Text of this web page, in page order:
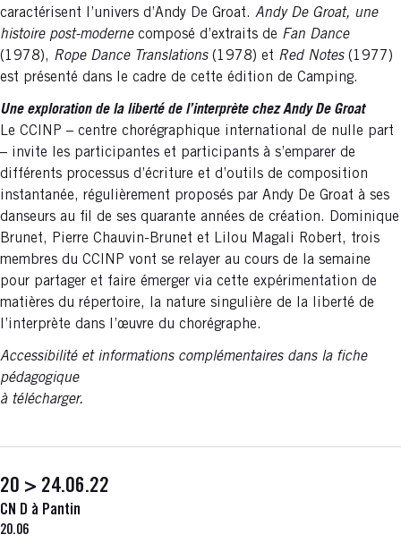
caractérisent l’univers d’Andy De Groat. Andy De Groat, une
histoire post-moderne composé d’extraits de Fan Dance
(1978), Rope Dance Translations (1978) et Red Notes(1977)
est présenté dans le cadre de cette édition de Camping.
Une exploration de la liberté de l’interprète chez Andy De Groat
Le CCINP – centre chorégraphique international de nulle part
– invite les participantes et participants à s’emparer de
différents processus d’écriture et d’outils de composition
instantanée, régulièrement proposés par Andy De Groat à ses
danseurs au fil de ses quarante années de création. Dominique
Brunet, Pierre Chauvin-Brunet et Lilou Magali Robert, trois
membres du CCINP vont se relayer au cours de la semaine
pour partager et faire émerger via cette expérimentation de
matières du répertoire, la nature singulière de la liberté de
l’interprète dans l’œuvre du chorégraphe.
Accessibilité et informations complémentaires dans la fiche
pédagogique
à télécharger.
20 > 24.06.22
CN D à Pantin
20.06